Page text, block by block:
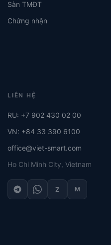
Sàn TMĐT
Chứng nhận
LIÊN HỆ
RU: +7 902 430 02 00
VN: +84 33 390 6100
office@viet-smart.com
Ho Chi Minh City, Vietnam
Z M